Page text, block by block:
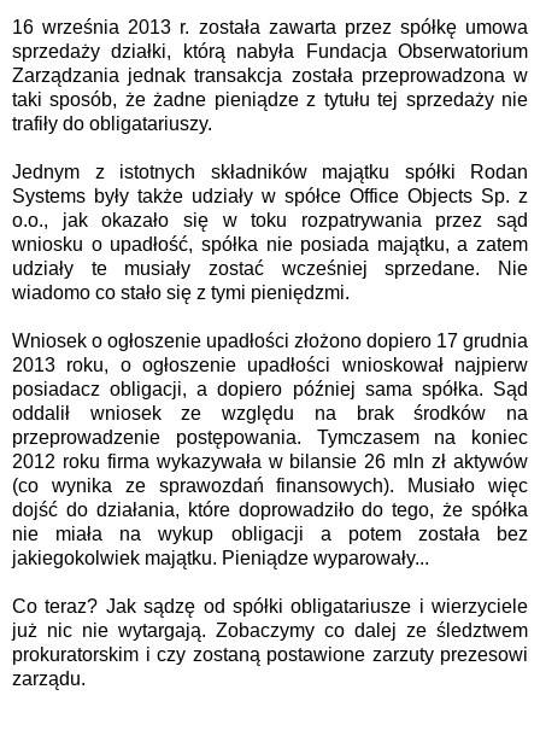
16 września 2013 r. została zawarta przez spółkę umowa
sprzedaży działki, którą nabyła Fundacja Obserwatorium
Zarządzania jednak transakcja została przeprowadzona w
taki sposób, że żadne pieniądze z tytułu tej sprzedaży nie
trafiły do obligatariuszy.
Jednym z istotnych składników majątku spółki Rodan
Systems były także udziały w spółce Office Objects Sp. z
o.o., jak okazało się w toku rozpatrywania przez sąd
wniosku o upadłość, spółka nie posiada majątku, a zatem
udziały te musiały zostać wcześniej sprzedane. Nie
wiadomo co stało się z tymi pieniędzmi.
Wniosek o ogłoszenie upadłości złożono dopiero 17 grudnia
2013 roku, o ogłoszenie upadłości wnioskował najpierw
posiadacz obligacji, a dopiero później sama spółka. Sąd
oddalił wniosek ze względu na brak środków na
przeprowadzenie postępowania. Tymczasem na koniec
2012 roku firma wykazywała w bilansie 26 mln zł aktywów
(co wynika ze sprawozdań finansowych). Musiało więc
dojść do działania, które doprowadziło do tego, że spółka
nie miała na wykup obligacji a potem została bez
jakiegokolwiek majątku. Pieniądze wyparowały...
Co teraz? Jak sądzę od spółki obligatariusze i wierzyciele
już nic nie wytargają. Zobaczymy co dalej ze śledztwem
prokuratorskim i czy zostaną postawione zarzuty prezesowi
zarządu.